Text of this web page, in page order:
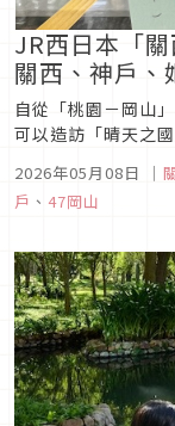
JR西日本「
關西、神戶、
自從「桃園－岡山
可以造訪「晴天之
這張JR西日本推出
宜！
2026年05月08日 ｜
戶 、 47岡山